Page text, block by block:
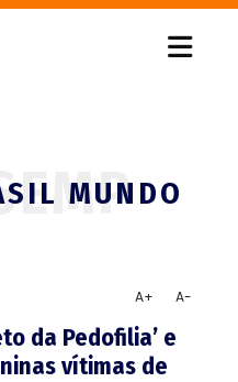
MUNDO
A+ A-
da Pedofilia’ e
vítimas de